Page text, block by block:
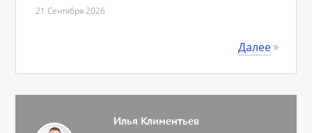
21 Сентября 2026
Далее
Илья Климентьев